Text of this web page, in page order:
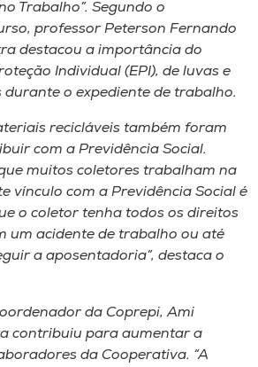
Trabalho”. Segundo o
professor Peterson Fernando
destacou a importância do
Individual (EPI), de luvas e
o expediente de trabalho.
recicláveis também foram
com a Previdência Social.
muitos coletores trabalham na
vínculo com a Previdência Social é
o coletor tenha todos os direitos
um acidente de trabalho ou até
a aposentadoria”, destaca o
da Coprepi, Ami
contribuiu para aumentar a
da Cooperativa. “A